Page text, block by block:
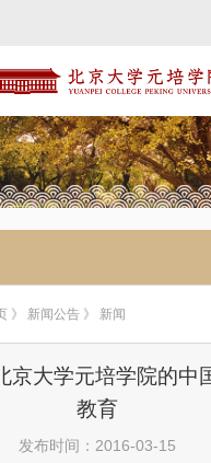
》 新闻公告 》 新闻
京大学元培学院的中
教育
发布时间：2016-03-15